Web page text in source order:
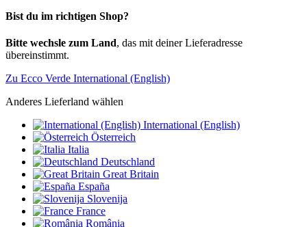
Bist du im richtigen Shop?
Bitte wechsle zum Land, das mit deiner Lieferadresse
übereinstimmt.
Zu Ecco Verde International (English)
Anderes Lieferland wählen
International (English)
Österreich
Italia
Deutschland
Great Britain
España
Slovenija
France
România